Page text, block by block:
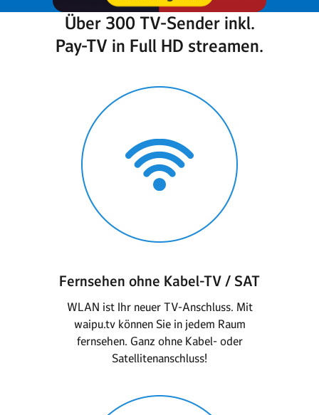
Über 300 TV-Sender inkl.
Pay-TV in Full HD streamen.
Fernsehen ohne Kabel-TV / SAT
WLAN ist Ihr neuer TV-Anschluss. Mit
waipu.tv können Sie in jedem Raum
fernsehen. Ganz ohne Kabel- oder
Satellitenanschluss!